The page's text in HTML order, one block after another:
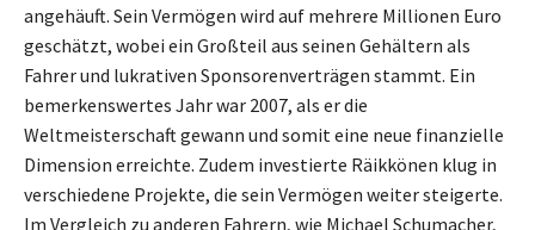
angehäuft. Sein Vermögen wird auf mehrere Millionen Euro
geschätzt, wobei ein Großteil aus seinen Gehältern als
Fahrer und lukrativen Sponsorenverträgen stammt. Ein
bemerkenswertes Jahr war 2007, als er die
Weltmeisterschaft gewann und somit eine neue finanzielle
Dimension erreichte. Zudem investierte Räikkönen klug in
verschiedene Projekte, die sein Vermögen weiter steigerte.
Im Vergleich zu anderen Fahrern, wie Michael Schumacher,